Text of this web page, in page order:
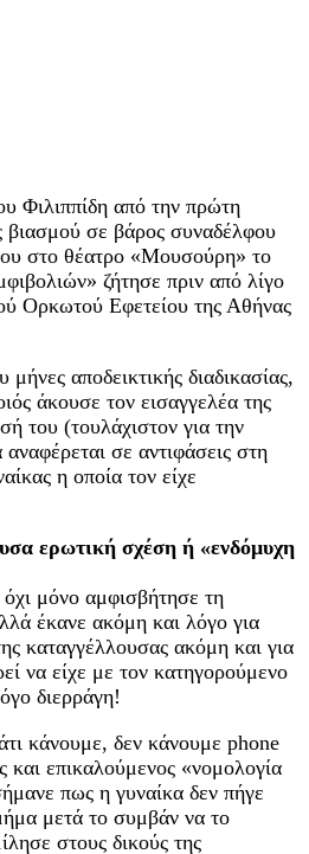
Φιλιππίδη από την πρώτη
βιασμού σε βάρος συναδέλφου
στο θέατρο «Μουσούρη» το
ζήτησε πριν από λίγο
Ορκωτού Εφετείου της Αθήνας
αποδεικτικής διαδικασίας,
άκουσε τον εισαγγελέα της
του (τουλάχιστον για την
σε αντιφάσεις στη
η οποία τον είχε
ερωτική σχέση ή «ενδόμυχη
μόνο αμφισβήτησε τη
έκανε ακόμη και λόγο για
καταγγέλλουσας ακόμη και για
να είχε με τον κατηγορούμενο
διερράγη!
κάνουμε, δεν κάνουμε phone
επικαλούμενος «νομολογία
πως η γυναίκα δεν πήγε
μετά το συμβάν να το
στους δικούς της